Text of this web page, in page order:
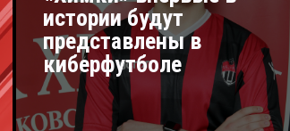
истории будут
представлены в
киберфутболе